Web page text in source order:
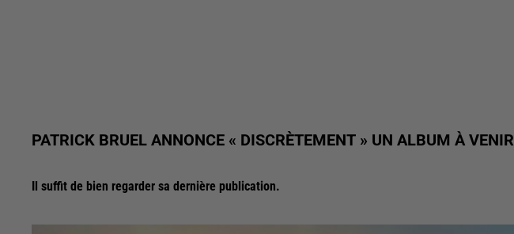
PATRICK BRUEL ANNONCE « DISCRÈTEMENT » UN ALBUM À VENIR
Il suffit de bien regarder sa dernière publication.